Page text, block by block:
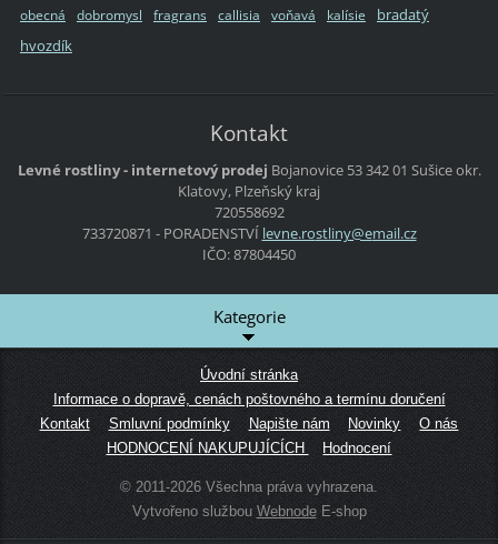
obecná dobromysl fragrans callisia voňavá kalísie
bradatý
hvozdík
Kontakt
Levné rostliny - internetový prodej Bojanovice 53342 01 Sušiceokr.
Klatovy, Plzeňský kraj
720558692
733720871 - PORADENSTVÍ levne.rostliny@email.cz
IČO: 87804450
Kategorie
Úvodní stránka
Informace o dopravě, cenách poštovného a termínu doručení
Kontakt
Smluvní podmínky Napište nám Novinky
O nás
HODNOCENÍ NAKUPUJÍCÍCH
Hodnocení
© 2011-2026 Všechna práva vyhrazena.
Vytvořeno službou WebnodeE-shop